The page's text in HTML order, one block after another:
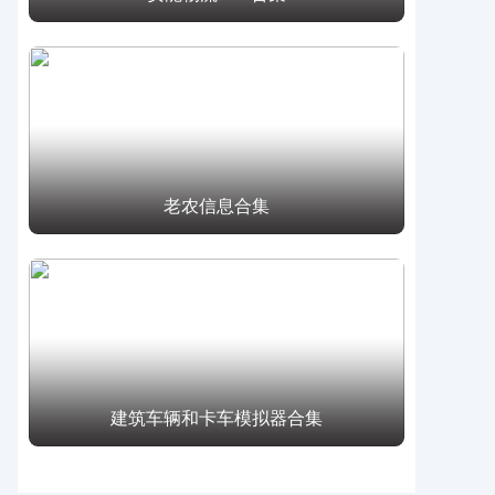
老农信息合集
建筑车辆和卡车模拟器合集